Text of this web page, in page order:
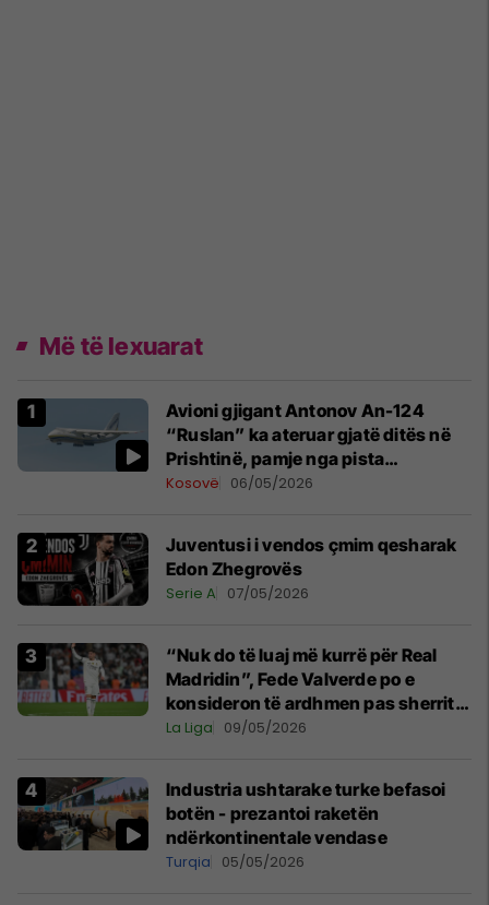
Më të lexuarat
Avioni gjigant Antonov An-124
“Ruslan” ka ateruar gjatë ditës në
Prishtinë, pamje nga pista
publikohen edhe në rrjete sociale
Kosovë 06/05/2026
Juventusi i vendos çmim qesharak
Edon Zhegrovës
Serie A 07/05/2026
“Nuk do të luaj më kurrë për Real
Madridin”, Fede Valverde po e
konsideron të ardhmen pas sherrit
me Tchouamenin
La Liga 09/05/2026
Industria ushtarake turke befasoi
botën - prezantoi raketën
ndërkontinentale vendase
Turqia 05/05/2026